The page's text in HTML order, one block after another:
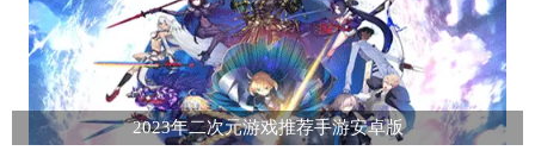
2023年二次元游戏推荐手游安卓版